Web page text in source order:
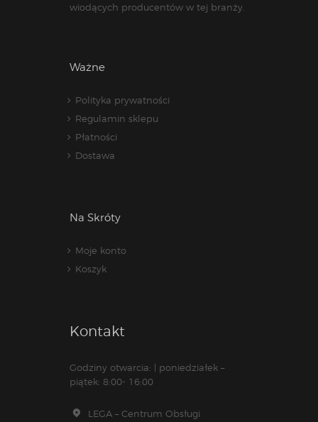
wiodących producentów w tej branży.
Ważne
Polityka prywatności
Regulamin sklepu
Płatności
Dostawa
Na Skróty
Moje konto
Koszyk
Kontakt
Godziny otwarcia: | poniedziałek –
piątek: 8:00- 16:00
LEGA – Centrum Obsługi